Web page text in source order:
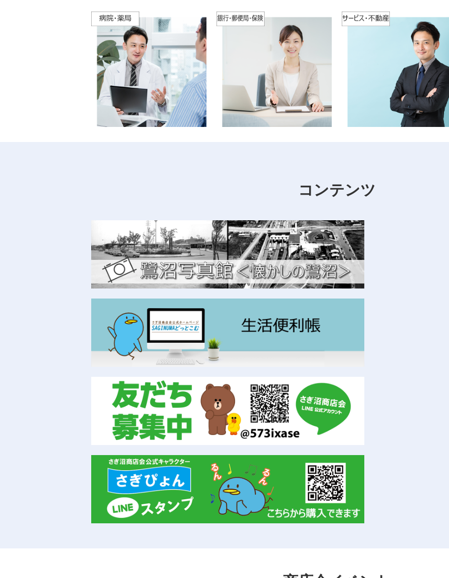
店舗移転売りつくしセール開催のお知らせ
アルモワール（馬絹に移転します）
2025-07-18
臨時休業のお知らせ
エブリマスミヤ
2025-06-20
店舗移転しました（すぐとなり）
Cut Room KR
防災ずきん、防災ずきんカバー、給食帽子のご予約承ります。
2025'あけましておめでとうございます。
富士屋寝具店
2024-12-18
鷺沼駅周辺のパーキングメーターが変わりました！
2024-12-12
プレミアム・モルツ「神泡超達人店」に認定されました！！
よしみつ
2024-05-28
富士屋寝具店
2024-05-17
KL羽毛をSL合掛羽毛2枚にリフォームしました
富士屋寝具店
2024-05-15
冬用布団、仕舞う前に点検しましょう
富士屋寝具店
コンテンツ